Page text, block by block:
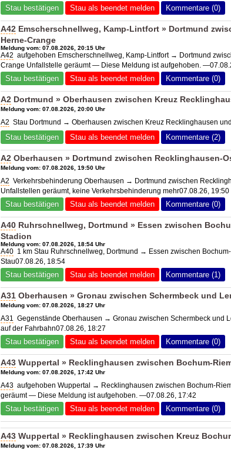
Stau bestätigen Stau als beendet melden Kommentare (0)
A42 Emscherschnellweg, Kamp-Lintfort » Dortmund
Herne-Crange
Meldung vom: 07.08.2026, 20:15 Uhr
A42 aufgehoben Emscherschnellweg, Kamp-Lintfort → Dortmund
Crange Unfallstelle geräumt — Diese Meldung ist aufgehoben.
Stau bestätigen Stau als beendet melden Kommentare (0)
A2 Dortmund » Oberhausen zwischen Kreuz
Meldung vom: 07.08.2026, 20:00 Uhr
A2 Stau Dortmund → Oberhausen zwischen Kreuz Recklinghausen
Stau bestätigen Stau als beendet melden Kommentare (2)
A2 Oberhausen » Dortmund zwischen Recklinghausen-
Meldung vom: 07.08.2026, 19:50 Uhr
A2 Verkehrsbehinderung Oberhausen → Dortmund zwischen
Unfallstellen geräumt, keine Verkehrsbehinderung mehr07.08.26, 19:50
Stau bestätigen Stau als beendet melden Kommentare (0)
A40 Ruhrschnellweg, Dortmund » Essen zwischen
Stadion
Meldung vom: 07.08.2026, 18:54 Uhr
A40 1 km Stau Ruhrschnellweg, Dortmund → Essen zwischen
Stau07.08.26, 18:54
Stau bestätigen Stau als beendet melden Kommentare (1)
A31 Oberhausen » Gronau zwischen Schermbeck und
Meldung vom: 07.08.2026, 18:27 Uhr
A31 Gegenstände Oberhausen → Gronau zwischen Schermbeck und
auf der Fahrbahn07.08.26, 18:27
Stau bestätigen Stau als beendet melden Kommentare (0)
A43 Wuppertal » Recklinghausen zwischen Bochum-
Meldung vom: 07.08.2026, 17:42 Uhr
A43 aufgehoben Wuppertal → Recklinghausen zwischen Bochum-
geräumt — Diese Meldung ist aufgehoben. —07.08.26, 17:42
Stau bestätigen Stau als beendet melden Kommentare (0)
A43 Wuppertal » Recklinghausen zwischen Kreuz
Meldung vom: 07.08.2026, 17:39 Uhr